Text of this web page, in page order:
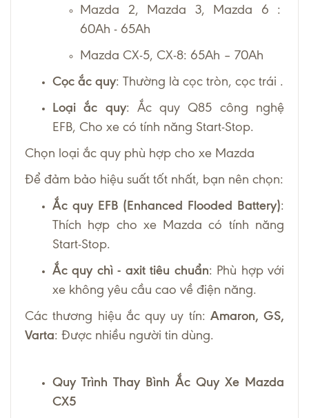
Mazda 2, Mazda 3, Mazda 6 :
60Ah - 65Ah
Mazda CX-5, CX-8: 65Ah – 70Ah
Cọc ắc quy: Thường là cọc tròn, cọc trái .
Loại ắc quy: Ắc quy Q85 công nghệ
EFB, Cho xe có tính năng Start-Stop.
Chọn loại ắc quy phù hợp cho xe Mazda
Để đảm bảo hiệu suất tốt nhất, bạn nên chọn:
Ắc quy EFB (Enhanced Flooded Battery):
Thích hợp cho xe Mazda có tính năng
Start-Stop.
Ắc quy chì - axit tiêu chuẩn: Phù hợp với
xe không yêu cầu cao về điện năng.
Các thương hiệu ắc quy uy tín: Amaron, GS,
Varta: Được nhiều người tin dùng.
Quy Trình Thay Bình Ắc Quy Xe Mazda
CX5